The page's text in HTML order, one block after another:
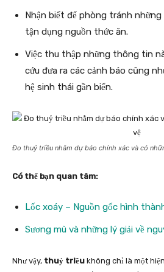
Nhận biết để phòng tránh
tận dụng nguồn thức ăn.
Việc thu thập những thông tin
cứu đưa ra các cảnh báo cũng
hệ sinh thái gần biển.
Đo thuỷ triều nhằm dự báo chính xác và có
Có thể bạn quan tâm:
Lốc xoáy – Nguồn gốc hình
Sương mù và những lý giải về
Như vậy, thuỷ triều không chỉ là một